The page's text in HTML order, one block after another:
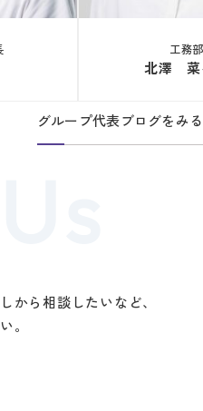
工務部
北澤 菜
グループ代表ブログをみる
から相談したいなど、
。